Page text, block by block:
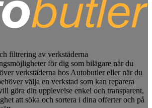
filtrering av verkstäderna
för dig som bilägare när du
verkstäderna hos Autobutler eller när du
välja en verkstad som kan reparera
göra din upplevelse enkel och transparent,
att söka och sortera i dina offerter och på